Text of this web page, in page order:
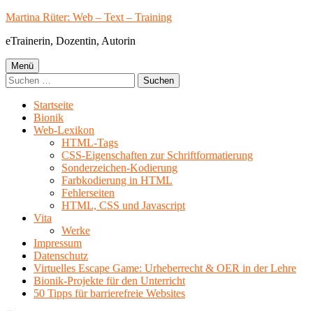
Springe
Inhalt
Martina Rüter: Web – Text – Training
eTrainerin, Dozentin, Autorin
Primäres
Menü
Menü
Suchen
nach:
Startseite
Bionik
Web-Lexikon
HTML-Tags
CSS-Eigenschaften zur Schriftformatierung
Sonderzeichen-Kodierung
Farbkodierung in HTML
Fehlerseiten
HTML, CSS und Javascript
Vita
Werke
Impressum
Datenschutz
Virtuelles Escape Game: Urheberrecht & OER in der Lehre
Bionik-Projekte für den Unterricht
50 Tipps für barrierefreie Websites